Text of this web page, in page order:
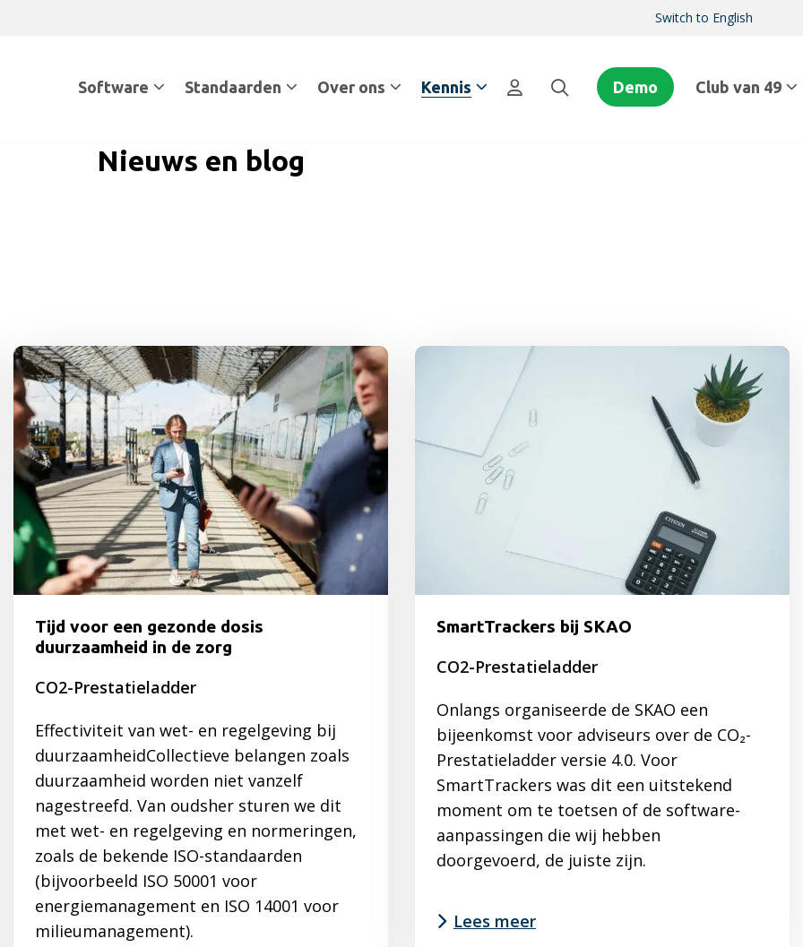
Switch to English
Software Standaarden Over ons Kennis Demo Club van 49
Nieuws en blog
Tijd voor een gezonde dosis
duurzaamheid in de zorg
CO2-Prestatieladder
Effectiviteit van wet- en regelgeving bij
duurzaamheidCollectieve belangen zoals
duurzaamheid worden niet vanzelf
nagestreefd. Van oudsher sturen we dit
met wet- en regelgeving en normeringen,
zoals de bekende ISO-standaarden
(bijvoorbeeld ISO 50001 voor
energiemanagement en ISO 14001 voor
milieumanagement).
SmartTrackers bij SKAO
CO2-Prestatieladder
Onlangs organiseerde de SKAO een
bijeenkomst voor adviseurs over de CO₂-
Prestatieladder versie 4.0. Voor
SmartTrackers was dit een uitstekend
moment om te toetsen of de software-
aanpassingen die wij hebben
doorgevoerd, de juiste zijn.
Lees meer